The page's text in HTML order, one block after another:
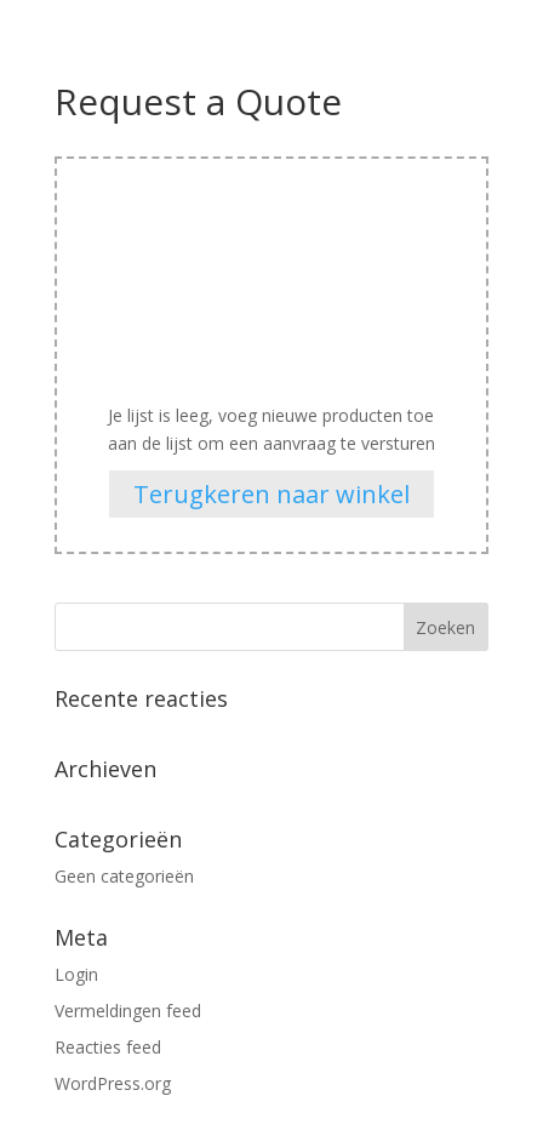
Request a Quote
Je lijst is leeg, voeg nieuwe producten toe
aan de lijst om een aanvraag te versturen
Terugkeren naar winkel
Recente reacties
Archieven
Categorieën
Geen categorieën
Meta
Login
Vermeldingen feed
Reacties feed
WordPress.org